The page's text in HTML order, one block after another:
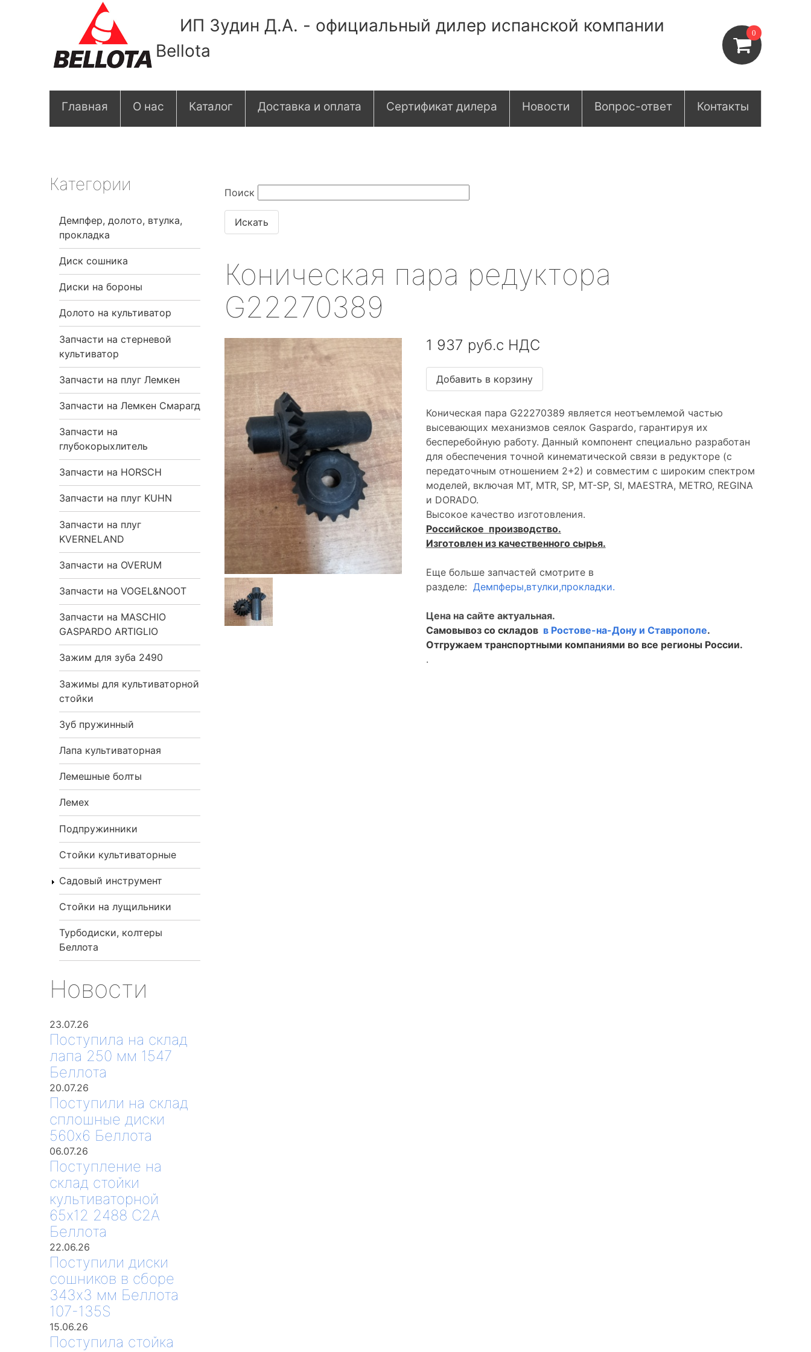
ИП Зудин Д.А. - официальный дилер испанской компании
Bellota
0
О
с
о
в
н
а
я
н
а
в
и
г
а
ц
и
я
Главная О нас Каталог Доставка и оплата Сертификат дилера Новости Вопрос-ответ Контакты
Поиск
Коническая пара редуктора
G22270389
1 937 руб.с НДС
Коническая пара G22270389 является неотъемлемой частью
высевающих механизмов сеялок Gaspardo, гарантируя их
бесперебойную работу. Данный компонент специально разработан
для обеспечения точной кинематической связи в редукторе (с
передаточным отношением 2+2) и совместим с широким спектром
моделей, включая MT, MTR, SP, MT-SP, SI, MAESTRA, METRO, REGINA
и DORADO.
Высокое качество изготовления.
Российское производство.
Изготовлен из качественного сырья.
Еще больше запчастей смотрите в
разделе: Демпферы,втулки,прокладки.
Цена на сайте актуальная.
Самовывоз со складов в Ростове-на-Дону и Ставрополе.
Отгружаем транспортными компаниями во все регионы России.
.
Категории
Демпфер, долото, втулка,
прокладка
Диск сошника
Диски на бороны
Долото на культиватор
Запчасти на стерневой
культиватор
Запчасти на плуг Лемкен
Запчасти на Лемкен Смарагд
Запчасти на
глубокорыхлитель
Запчасти на HORSCH
Запчасти на плуг KUHN
Запчасти на плуг
KVERNELAND
Запчасти на OVERUM
Запчасти на VOGEL&NOOT
Запчасти на MASCHIO
GASPARDO ARTIGLIO
Зажим для зуба 2490
Зажимы для культиваторной
стойки
Зуб пружинный
Лапа культиваторная
Лемешные болты
Лемех
Подпружинники
Стойки культиваторные
Садовый инструмент
Стойки на лущильники
Турбодиски, колтеры
Беллота
Новости
23.07.26
Поступила на склад
лапа 250 мм 1547
Беллота
20.07.26
Поступили на склад
сплошные диски
560х6 Беллота
06.07.26
Поступление на
склад стойки
культиваторной
65х12 2488 С2А
Беллота
22.06.26
Поступили диски
сошников в сборе
343х3 мм Беллота
107-135S
15.06.26
Поступила стойка